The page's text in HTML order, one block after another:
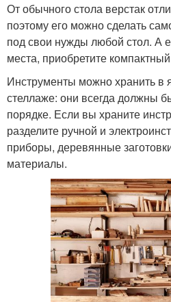
От обычного стола верстак
поэтому его можно сделать
под свои нужды любой стол. А
места, приобретите
Инструменты можно хранить в
стеллаже: они всегда должны
порядке. Если вы храните
разделите ручной и
приборы, деревянные
материалы.